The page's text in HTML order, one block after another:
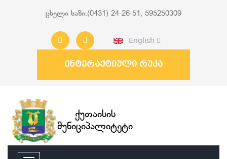
ცხელი ხაზი:(0431) 24-26-51, 595250309
English
ინტერაქტიული რუკა
ქუთაისის
მუნიციპალიტეტი